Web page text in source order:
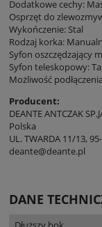
Dodatkowe cechy:
Osprzęt do
Wykończenie: Stal
Rodzaj korka:
Syfon oszczędzający
Syfon teleskopowy:
Możliwość
Producent:
DEANTE ANTCZAK
Polska
UL. TWARDA 11/13,
deante@deante.pl
DANE